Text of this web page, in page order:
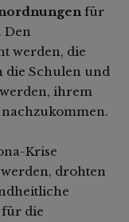
für
Den
werden, die
die Schulen und
ihrem
Krise
drohten
die